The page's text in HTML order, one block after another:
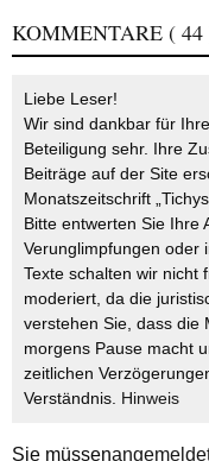
KOMMENTARE ( 44
Liebe Leser!
Wir sind dankbar für
Beteiligung sehr. Ihre
Beiträge auf der Site
Monatszeitschrift „Tichys
Bitte entwerten Sie Ihre
Verunglimpfungen oder
Texte schalten wir nicht
moderiert, da die
verstehen Sie, dass die
morgens Pause macht
zeitlichen
Verständnis. Hinweis
Sie müssen